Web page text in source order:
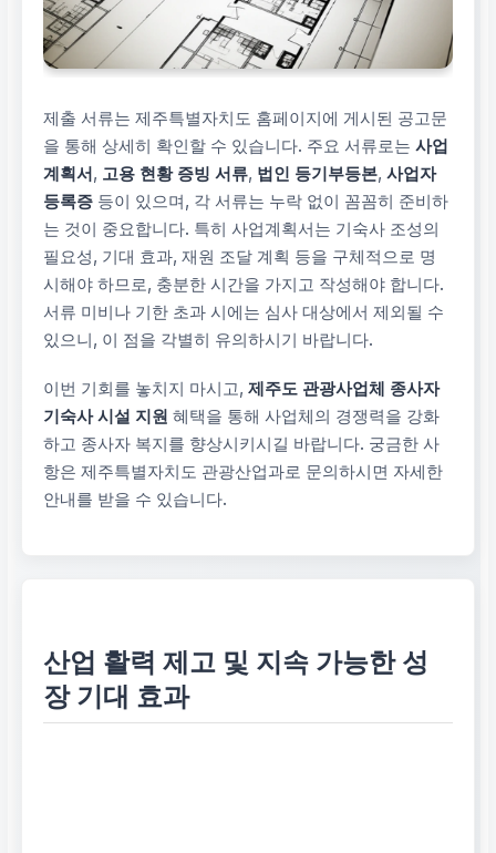
제출 서류는 제주특별자치도 홈페이지에 게시된 공고문
을 통해 상세히 확인할 수 있습니다. 주요 서류로는사업
계획서, 고용 현황 증빙 서류, 법인 등기부등본,사업자
등록증 등이 있으며, 각 서류는 누락 없이 꼼꼼히 준비하
는 것이 중요합니다. 특히 사업계획서는 기숙사 조성의
필요성, 기대 효과, 재원 조달 계획 등을 구체적으로 명
시해야 하므로, 충분한 시간을 가지고 작성해야 합니다.
서류 미비나 기한 초과 시에는 심사 대상에서 제외될 수
있으니, 이 점을 각별히 유의하시기 바랍니다.
이번 기회를 놓치지 마시고,제주도 관광사업체 종사자
기숙사 시설 지원 혜택을 통해 사업체의 경쟁력을 강화
하고 종사자 복지를 향상시키시길 바랍니다. 궁금한 사
항은 제주특별자치도 관광산업과로 문의하시면 자세한
안내를 받을 수 있습니다.
산업 활력 제고 및 지속 가능한 성
장 기대 효과